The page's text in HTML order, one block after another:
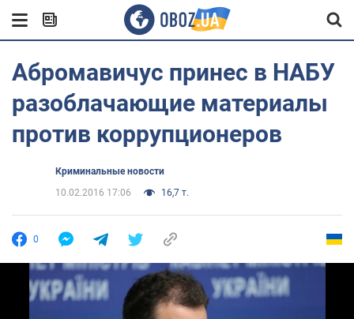
Абромавичус принес в НАБУ
разоблачающие материалы
против коррупционеров
Криминальные новости
10.02.2016 17:06
16,7 т.
0